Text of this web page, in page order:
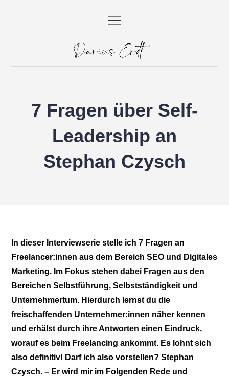
Darius Erdt
7 Fragen über Self-
Leadership an
Stephan Czysch
In dieser Interviewserie stelle ich 7 Fragen an
Freelancer:innen aus dem Bereich SEO und Digitales
Marketing. Im Fokus stehen dabei Fragen aus den
Bereichen Selbstführung, Selbstständigkeit und
Unternehmertum. Hierdurch lernst du die
freischaffenden Unternehmer:innen näher kennen
und erhälst durch ihre Antworten einen Eindruck,
worauf es beim Freelancing ankommt. Es lohnt sich
also definitiv! Darf ich also vorstellen? Stephan
Czysch. – Er wird mir im Folgenden Rede und